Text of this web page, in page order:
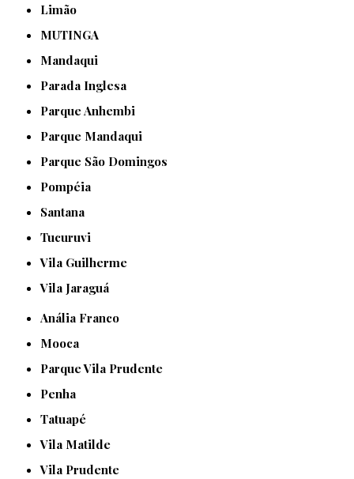
Limão
MUTINGA
Mandaqui
Parada Inglesa
Parque Anhembi
Parque Mandaqui
Parque São Domingos
Pompéia
Santana
Tucuruvi
Vila Guilherme
Vila Jaraguá
Anália Franco
Mooca
Parque Vila Prudente
Penha
Tatuapé
Vila Matilde
Vila Prudente